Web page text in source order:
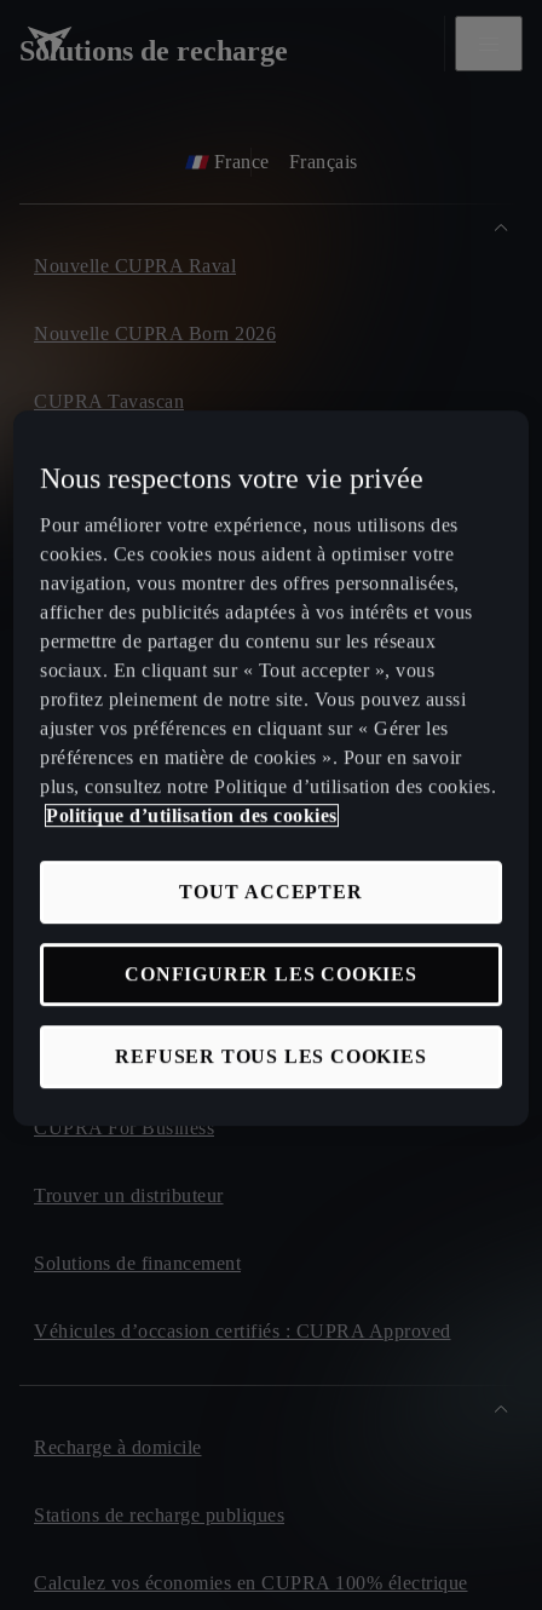
Solutions de recharge
France Français
Nouvelle CUPRA Raval
Nouvelle CUPRA Born 2026
CUPRA Tavascan
CUPRA Terramar
CUPRA Formentor
CUPRA Leon
CUPRA Leon Sportstourer
CUPRA Ateca 2020
Configurez votre CUPRA
Véhicules neufs disponibles en stock
Nos offres LLD Business
CUPRA For Business
Trouver un distributeur
Solutions de financement
Véhicules d’occasion certifiés : CUPRA Approved
Recharge à domicile
Stations de recharge publiques
Calculez vos économies en CUPRA 100% électrique
Nous respectons votre vie privée
Pour améliorer votre expérience, nous utilisons des
cookies. Ces cookies nous aident à optimiser votre
navigation, vous montrer des offres personnalisées,
afficher des publicités adaptées à vos intérêts et vous
permettre de partager du contenu sur les réseaux
sociaux. En cliquant sur « Tout accepter », vous
profitez pleinement de notre site. Vous pouvez aussi
ajuster vos préférences en cliquant sur « Gérer les
préférences en matière de cookies ». Pour en savoir
plus, consultez notre Politique d’utilisation des cookies.
Politique d’utilisation des cookies
REFUSER TOUS LES COOKIES
TOUT ACCEPTER
CONFIGURER LES COOKIES